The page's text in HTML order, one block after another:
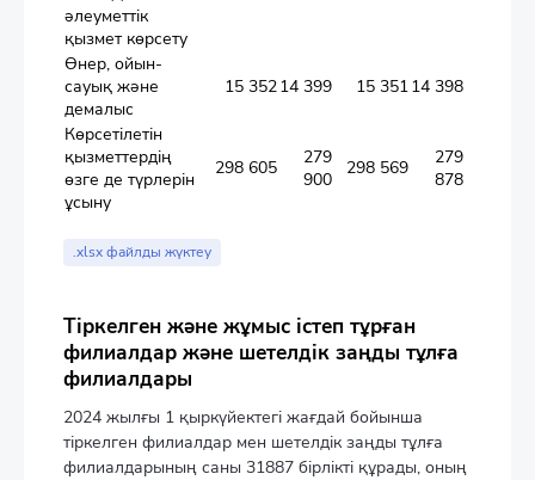
әлеуметтік
қызмет көрсету
Өнер, ойын-
сауық және
демалыс
15 35214 399 15 35114 398
Көрсетілетін
қызметтердің
өзге де түрлерін
ұсыну
298 605
279
900
298 569
279
878
.xlsx файлды жүктеу
Тіркелген және жұмыс істеп тұрған
филиалдар және шетелдік заңды тұлға
филиалдары
2024 жылғы 1 қыркүйектегі жағдай бойынша
тіркелген филиалдар мен шетелдік заңды тұлға
филиалдарының саны 31887 бірлікті құрады, оның